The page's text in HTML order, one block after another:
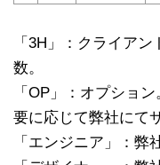
「3H」：クライア
数。
「OP」：オプショ
要に応じて弊社にて
「エンジニア」：弊